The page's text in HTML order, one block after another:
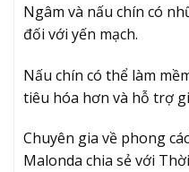
Ngâm và nấu chín có
đối với yến mạch.
Nấu chín có thể làm
tiêu hóa hơn và hỗ trợ
Chuyên gia về phong
Malonda chia sẻ với